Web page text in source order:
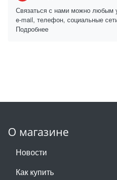
Связаться с нами можно любым
e-mail, телефон, социальные
Подробнее
О магазине
Новости
Как купить